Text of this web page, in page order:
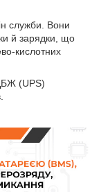
служби. Вони
й зарядки, що
кислотних
(UPS)